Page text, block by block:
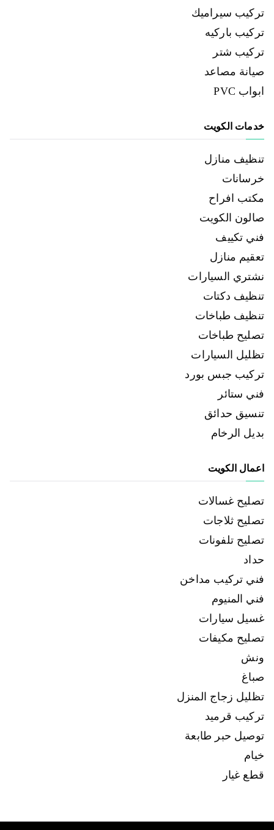
تركيب سيراميك
تركيب باركيه
تركيب شتر
صيانة مصاعد
ابواب PVC
خدمات الكويت
تنظيف منازل
خرسانات
مكتب افراح
صالون الكويت
فني تكييف
تعقيم منازل
نشتري السيارات
تنظيف دكتات
تنظيف طباخات
تصليح طباخات
تظليل السيارات
تركيب جبس بورد
فني ستائر
تنسيق حدائق
بديل الرخام
اعمال الكويت
تصليح غسالات
تصليح ثلاجات
تصليح تلفونات
حداد
فني تركيب مداخن
فني المنيوم
غسيل سيارات
تصليح مكيفات
ونش
صباغ
تظليل زجاج المنزل
تركيب قرميد
توصيل حبر طابعة
خيام
قطع غيار